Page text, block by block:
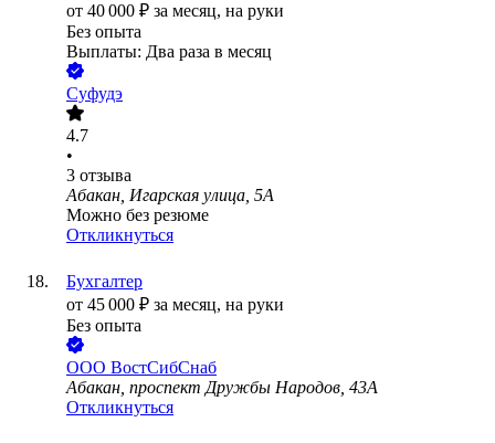
от 40 000 ₽ за месяц, на руки
Без опыта
Выплаты: Два раза в месяц
Суфудэ
4.7
•
3 отзыва
Абакан, Игарская улица, 5А
Можно без резюме
Откликнуться
Бухгалтер
от 45 000 ₽ за месяц, на руки
Без опыта
ООО ВостСибСнаб
Абакан, проспект Дружбы Народов, 43А
Откликнуться